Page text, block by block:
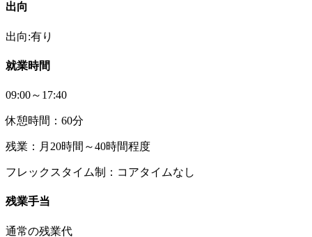
出向
出向:有り
就業時間
09:00～17:40
休憩時間：60分
残業：月20時間～40時間程度
フレックスタイム制：コアタイムなし
残業手当
通常の残業代